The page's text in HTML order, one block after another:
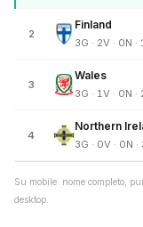
2
Finland
3G · 2V · 0N ·
3
Wales
3G · 1V · 0N
4
Northern
3G · 0V · 0N
Su mobile: nome completo,
desktop.